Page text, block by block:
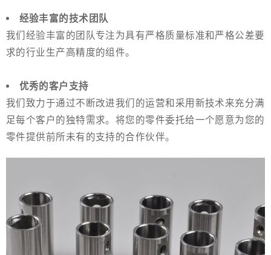
经验丰富的技术团队
我们经验丰富的团队专注为具有严格质量标准和严格公差要
求的行业生产高精度的组件。
优秀的客户支持
我们致力于通过不断改进我们的运营和采用新技术来充分满
足每个客户的独特需求。将您的零件委托给一个愿意为您的
零件提供前所未有的支持的合作伙伴。